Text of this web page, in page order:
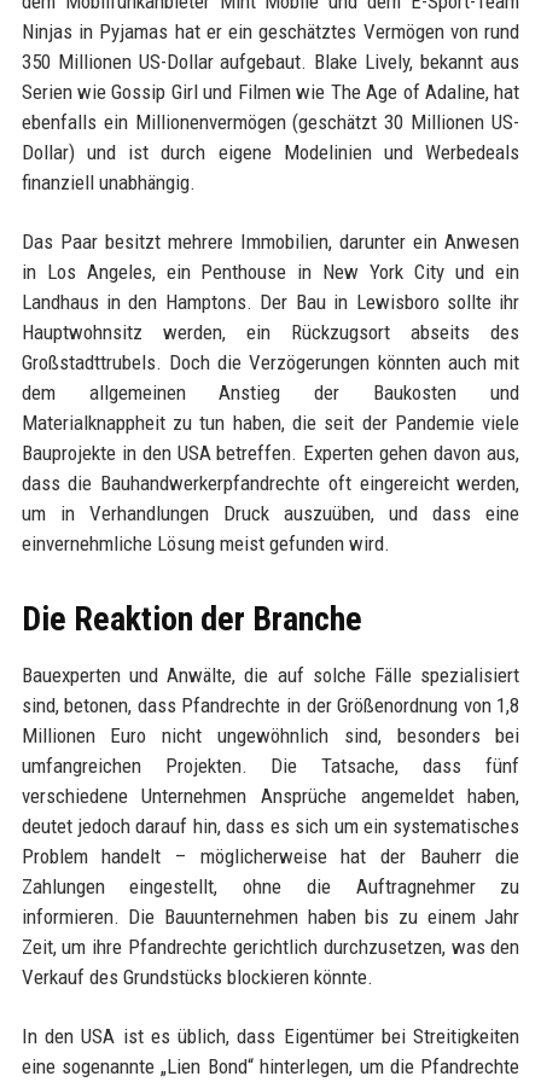
Ninjas in Pyjamas hat er ein geschätztes Vermögen von rund
350 Millionen US-Dollar aufgebaut. Blake Lively, bekannt aus
Serien wie Gossip Girl und Filmen wie The Age of Adaline, hat
ebenfalls ein Millionenvermögen (geschätzt 30 Millionen US-
Dollar) und ist durch eigene Modelinien und Werbedeals
finanziell unabhängig.
Das Paar besitzt mehrere Immobilien, darunter ein Anwesen
in Los Angeles, ein Penthouse in New York City und ein
Landhaus in den Hamptons. Der Bau in Lewisboro sollte ihr
Hauptwohnsitz werden, ein Rückzugsort abseits des
Großstadttrubels. Doch die Verzögerungen könnten auch mit
dem allgemeinen Anstieg der Baukosten und
Materialknappheit zu tun haben, die seit der Pandemie viele
Bauprojekte in den USA betreffen. Experten gehen davon aus,
dass die Bauhandwerkerpfandrechte oft eingereicht werden,
um in Verhandlungen Druck auszuüben, und dass eine
einvernehmliche Lösung meist gefunden wird.
Die Reaktion der Branche
Bauexperten und Anwälte, die auf solche Fälle spezialisiert
sind, betonen, dass Pfandrechte in der Größenordnung von 1,8
Millionen Euro nicht ungewöhnlich sind, besonders bei
umfangreichen Projekten. Die Tatsache, dass fünf
verschiedene Unternehmen Ansprüche angemeldet haben,
deutet jedoch darauf hin, dass es sich um ein systematisches
Problem handelt – möglicherweise hat der Bauherr die
Zahlungen eingestellt, ohne die Auftragnehmer zu
informieren. Die Bauunternehmen haben bis zu einem Jahr
Zeit, um ihre Pfandrechte gerichtlich durchzusetzen, was den
Verkauf des Grundstücks blockieren könnte.
In den USA ist es üblich, dass Eigentümer bei Streitigkeiten
eine sogenannte „Lien Bond“ hinterlegen, um die Pfandrechte